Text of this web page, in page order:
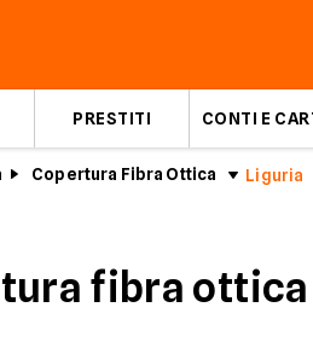
PRESTITI CONTI E
Copertura Fibra Ottica Liguria
fibra